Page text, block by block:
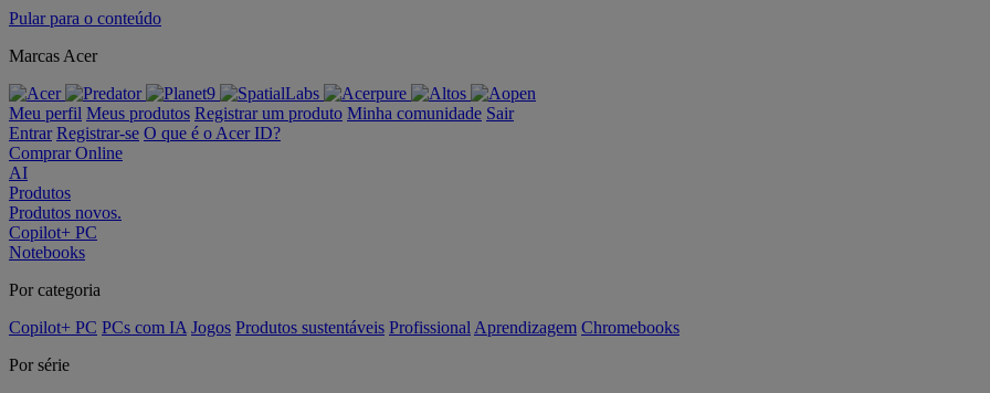
Pular para o conteúdo
Marcas Acer
Meu perfil Meus produtos Registrar um produto Minha comunidade Sair
Entrar Registrar-se O que é o Acer ID?
Comprar Online
AI
Produtos
Produtos novos.
Copilot+ PC
Notebooks
Por categoria
Copilot+ PC PCs com IA Jogos Produtos sustentáveis Profissional Aprendizagem Chromebooks
Por série